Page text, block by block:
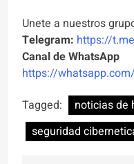
Unete a nuestros
Telegram: https://
Canal de WhatsApp
https://
Tagged:
noticias de
seguridad